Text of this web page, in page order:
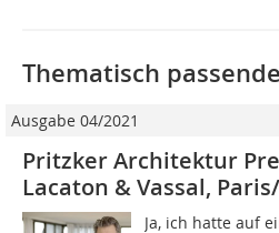
Thematisch
Ausgabe 04/2021
Pritzker Architektur
Lacaton & Vassal,
Ja, ich hatte auf